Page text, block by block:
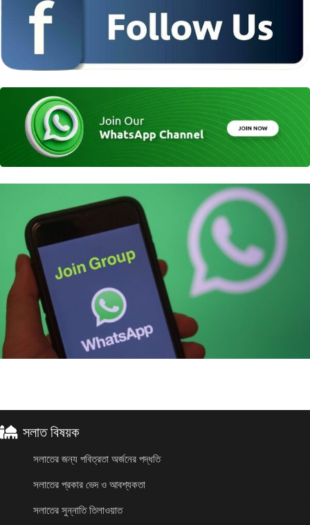
সলাত বিষয়ক
সলাতের জন্য পবিত্রতা অর্জনের পদ্ধতি
সলাতের প্রকার ভেদ ও আবশ্যকতা
সলাতের সুন্নাতি তিলাওয়াত